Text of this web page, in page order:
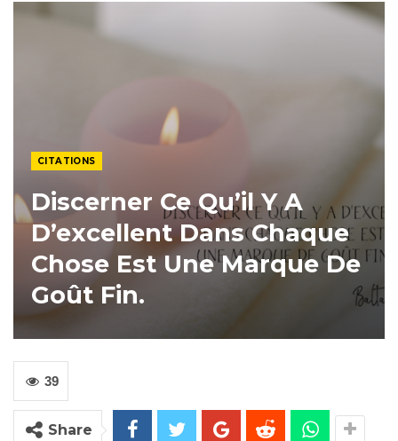
CITATIONS
Discerner Ce Qu’il Y A
D’excellent Dans Chaque
Chose Est Une Marque De
Goût Fin.
39
Share